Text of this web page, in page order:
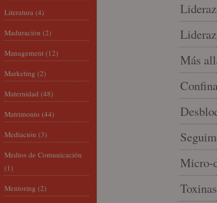
Más
Micro-
Literatura (4)
Maduración (2)
Management (12)
Marketing (2)
Maternidad (48)
Matrimonio (44)
Mediación (3)
Medios de Comunicación
(1)
Mentoring (2)